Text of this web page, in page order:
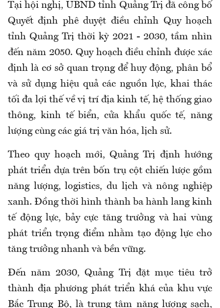
Tại hội nghị, UBND tỉnh Quảng Trị đã công bố
Quyết định phê duyệt điều chỉnh Quy hoạch
tỉnh Quảng Trị thời kỳ 2021 - 2030, tầm nhìn
đến năm 2050. Quy hoạch điều chỉnh được xác
định là cơ sở quan trọng để huy động, phân bổ
và sử dụng hiệu quả các nguồn lực, khai thác
tối đa lợi thế về vị trí địa kinh tế, hệ thống giao
thông, kinh tế biển, cửa khẩu quốc tế, năng
lượng cùng các giá trị văn hóa, lịch sử.
Theo quy hoạch mới, Quảng Trị định hướng
phát triển dựa trên bốn trụ cột chiến lược gồm
năng lượng, logistics, du lịch và nông nghiệp
xanh. Đồng thời hình thành ba hành lang kinh
tế động lực, bảy cực tăng trưởng và hai vùng
phát triển trọng điểm nhằm tạo động lực cho
tăng trưởng nhanh và bền vững.
Đến năm 2030, Quảng Trị đặt mục tiêu trở
thành địa phương phát triển khá của khu vực
Bắc Trung Bộ, là trung tâm năng lượng sạch,